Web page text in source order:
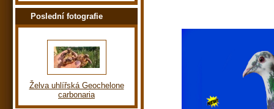
Poslední fotografie
Želva uhlířská Geochelone
carbonaria